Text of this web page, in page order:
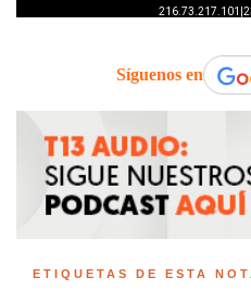
Síguenos en
ETIQUETAS DE ESTA